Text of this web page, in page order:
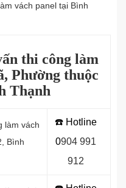
vách panel tại Bình
thi công làm
Phường thuộc
Thạnh
làm vách
Bình
☎️ Hotline
0904 991
912